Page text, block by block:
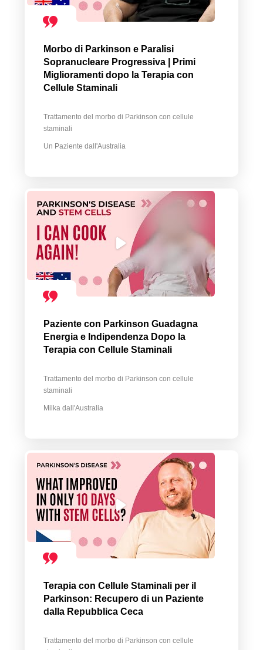
Morbo di Parkinson e Paralisi
Sopranucleare Progressiva | Primi
Miglioramenti dopo la Terapia con
Cellule Staminali
Trattamento del morbo di Parkinson con cellule
staminali
Un Paziente dall'Australia
Paziente con Parkinson Guadagna
Energia e Indipendenza Dopo la
Terapia con Cellule Staminali
Trattamento del morbo di Parkinson con cellule
staminali
Milka dall'Australia
Terapia con Cellule Staminali per il
Parkinson: Recupero di un Paziente
dalla Repubblica Ceca
Trattamento del morbo di Parkinson con cellule